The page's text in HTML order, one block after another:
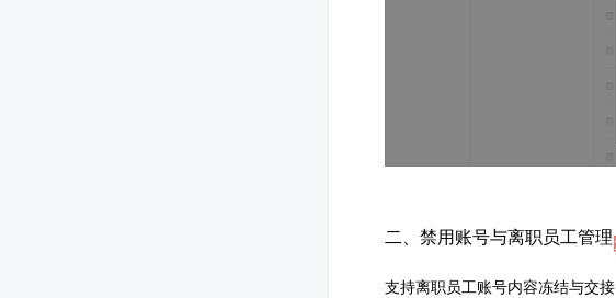
二、禁用账号与离职员工管理
支持离职员工账号内容冻结与交接